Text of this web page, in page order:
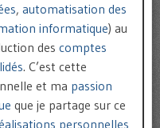
, automatisation des
informatique) au
des comptes
. C’est cette
et ma passion
que je partage sur ce
personnelles